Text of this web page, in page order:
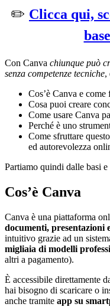
✏️ Clicca qui,
Con Canva chiunque può
senza competenze tecniche,
Cos’è Canva e come
Cosa puoi creare
Come usare Canva
Perché è uno
Come sfruttare
ed autorevolezza
Partiamo quindi dalle basi
Cos’è Canva
Canva è una piattaforma
documenti, presentazioni
intuitivo grazie ad un
migliaia di modelli
altri a pagamento).
È accessibile direttamente
hai bisogno di scaricare o
anche tramite app su